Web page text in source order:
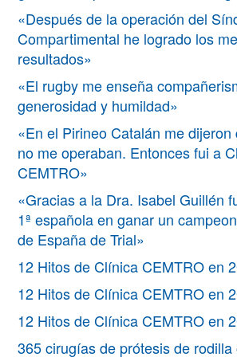
«Después de la operación del
Compartimental he logrado los
resultados»
«El rugby me enseña
generosidad y humildad»
«En el Pirineo Catalán me dijeron
no me operaban. Entonces fui a
CEMTRO»
«Gracias a la Dra. Isabel Guillén
1ª española en ganar un
de España de Trial»
12 Hitos de Clínica CEMTRO en
12 Hitos de Clínica CEMTRO en
12 Hitos de Clínica CEMTRO en
365 cirugías de prótesis de rodilla